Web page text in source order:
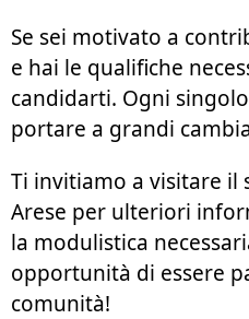
Se sei motivato a
e hai le qualifiche
candidarti. Ogni
portare a grandi
Ti invitiamo a visitare il
Arese per ulteriori
la modulistica
opportunità di essere
comunità!